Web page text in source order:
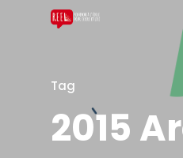
Tag
2015